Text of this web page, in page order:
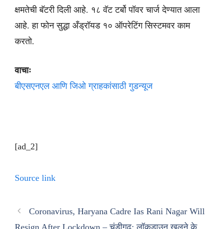
क्षमतेची बॅटरी दिली आहे. १८ वॅट टर्बो पॉवर चार्ज देण्यात आला
आहे. हा फोन सुद्धा अँड्रॉयड १० ऑपरेटिंग सिस्टमवर काम
करतो.
वाचाः
बीएसएनएल आणि जिओ ग्राहकांसाठी गुडन्यूज
[ad_2]
Source link
Coronavirus, Haryana Cadre Ias Rani Nagar Will
Resign After Lockdown – चंडीगढ़: लॉकडाउन खुलने के